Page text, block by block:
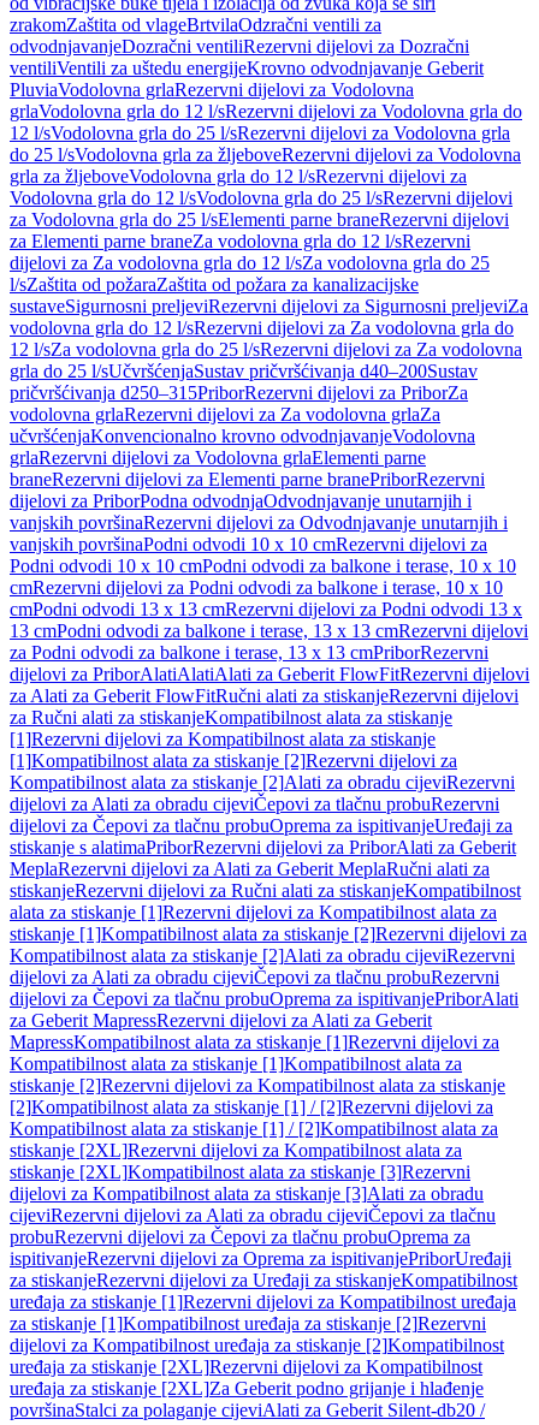
zrakomZaštita od vlageBrtvilaOdzračni ventili za
odvodnjavanjeDozračni ventiliRezervni dijelovi za Dozračni
ventiliVentili za uštedu energijeKrovno odvodnjavanje Geberit
PluviaVodolovna grlaRezervni dijelovi za Vodolovna
grlaVodolovna grla do 12 l/sRezervni dijelovi za Vodolovna grla do
12 l/sVodolovna grla do 25 l/sRezervni dijelovi za Vodolovna grla
do 25 l/sVodolovna grla za žljeboveRezervni dijelovi za Vodolovna
grla za žljeboveVodolovna grla do 12 l/sRezervni dijelovi za
Vodolovna grla do 12 l/sVodolovna grla do 25 l/sRezervni dijelovi
za Vodolovna grla do 25 l/sElementi parne braneRezervni dijelovi
za Elementi parne braneZa vodolovna grla do 12 l/sRezervni
dijelovi za Za vodolovna grla do 12 l/sZa vodolovna grla do 25
l/sZaštita od požaraZaštita od požara za kanalizacijske
sustaveSigurnosni preljeviRezervni dijelovi za Sigurnosni preljeviZa
vodolovna grla do 12 l/sRezervni dijelovi za Za vodolovna grla do
12 l/sZa vodolovna grla do 25 l/sRezervni dijelovi za Za vodolovna
grla do 25 l/sUčvršćenjaSustav pričvršćivanja d40–200Sustav
pričvršćivanja d250–315PriborRezervni dijelovi za PriborZa
vodolovna grlaRezervni dijelovi za Za vodolovna grlaZa
učvršćenjaKonvencionalno krovno odvodnjavanjeVodolovna
grlaRezervni dijelovi za Vodolovna grlaElementi parne
braneRezervni dijelovi za Elementi parne branePriborRezervni
dijelovi za PriborPodna odvodnjaOdvodnjavanje unutarnjih i
vanjskih površinaRezervni dijelovi za Odvodnjavanje unutarnjih i
vanjskih površinaPodni odvodi 10 x 10 cmRezervni dijelovi za
Podni odvodi 10 x 10 cmPodni odvodi za balkone i terase, 10 x 10
cmRezervni dijelovi za Podni odvodi za balkone i terase, 10 x 10
cmPodni odvodi 13 x 13 cmRezervni dijelovi za Podni odvodi 13 x
13 cmPodni odvodi za balkone i terase, 13 x 13 cmRezervni dijelovi
za Podni odvodi za balkone i terase, 13 x 13 cmPriborRezervni
dijelovi za PriborAlatiAlatiAlati za Geberit FlowFitRezervni dijelovi
za Alati za Geberit FlowFitRučni alati za stiskanjeRezervni dijelovi
za Ručni alati za stiskanjeKompatibilnost alata za stiskanje
[1]Rezervni dijelovi za Kompatibilnost alata za stiskanje
[1]Kompatibilnost alata za stiskanje [2]Rezervni dijelovi za
Kompatibilnost alata za stiskanje [2]Alati za obradu cijeviRezervni
dijelovi za Alati za obradu cijeviČepovi za tlačnu probuRezervni
dijelovi za Čepovi za tlačnu probuOprema za ispitivanjeUređaji za
stiskanje s alatimaPriborRezervni dijelovi za PriborAlati za Geberit
MeplaRezervni dijelovi za Alati za Geberit MeplaRučni alati za
stiskanjeRezervni dijelovi za Ručni alati za stiskanjeKompatibilnost
alata za stiskanje [1]Rezervni dijelovi za Kompatibilnost alata za
stiskanje [1]Kompatibilnost alata za stiskanje [2]Rezervni dijelovi za
Kompatibilnost alata za stiskanje [2]Alati za obradu cijeviRezervni
dijelovi za Alati za obradu cijeviČepovi za tlačnu probuRezervni
dijelovi za Čepovi za tlačnu probuOprema za ispitivanjePriborAlati
za Geberit MapressRezervni dijelovi za Alati za Geberit
MapressKompatibilnost alata za stiskanje [1]Rezervni dijelovi za
Kompatibilnost alata za stiskanje [1]Kompatibilnost alata za
stiskanje [2]Rezervni dijelovi za Kompatibilnost alata za stiskanje
[2]Kompatibilnost alata za stiskanje [1] / [2]Rezervni dijelovi za
Kompatibilnost alata za stiskanje [1] / [2]Kompatibilnost alata za
stiskanje [2XL]Rezervni dijelovi za Kompatibilnost alata za
stiskanje [2XL]Kompatibilnost alata za stiskanje [3]Rezervni
dijelovi za Kompatibilnost alata za stiskanje [3]Alati za obradu
cijeviRezervni dijelovi za Alati za obradu cijeviČepovi za tlačnu
probuRezervni dijelovi za Čepovi za tlačnu probuOprema za
ispitivanjeRezervni dijelovi za Oprema za ispitivanjePriborUređaji
za stiskanjeRezervni dijelovi za Uređaji za stiskanjeKompatibilnost
uređaja za stiskanje [1]Rezervni dijelovi za Kompatibilnost uređaja
za stiskanje [1]Kompatibilnost uređaja za stiskanje [2]Rezervni
dijelovi za Kompatibilnost uređaja za stiskanje [2]Kompatibilnost
uređaja za stiskanje [2XL]Rezervni dijelovi za Kompatibilnost
uređaja za stiskanje [2XL]Za Geberit podno grijanje i hlađenje
površinaStalci za polaganje cijeviAlati za Geberit Silent-db20 /